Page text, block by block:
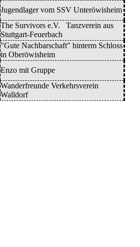
Jugendlager vom SSV Unteröwisheim
The Survivors e.V. Tanzverein aus
Stuttgart-Feuerbach
"Gute Nachbarschaft" hinterm Schloss
in Oberöwisheim
Enzo mit Gruppe
Wanderfreunde Verkehrsverein
Walldorf